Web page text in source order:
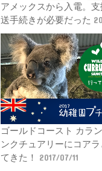
アメックスから入電。
送手続きが必要だった
ゴールドコースト カラ
ンクチュアリーにコア
てきた！
2017/07/11